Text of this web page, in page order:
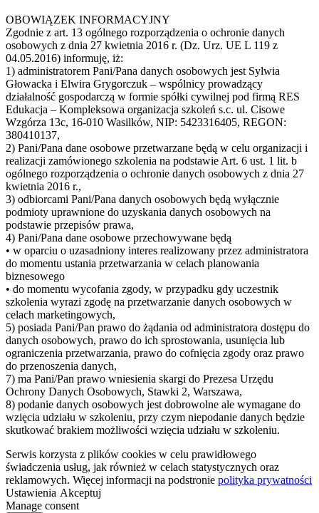
OBOWIĄZEK INFORMACYJNY
Zgodnie z art. 13 ogólnego rozporządzenia o ochronie danych
osobowych z dnia 27 kwietnia 2016 r. (Dz. Urz. UE L 119 z
04.05.2016) informuję, iż:
1) administratorem Pani/Pana danych osobowych jest Sylwia
Głowacka i Elwira Grygorczuk – wspólnicy prowadzący
działalność gospodarczą w formie spółki cywilnej pod firmą RES
Edukacja – Kompleksowa organizacja szkoleń s.c. ul. Cisowe
Wzgórza 13c, 16-010 Wasilków, NIP: 5423316405, REGON:
380410137,
2) Pani/Pana dane osobowe przetwarzane będą w celu organizacji i
realizacji zamówionego szkolenia na podstawie Art. 6 ust. 1 lit. b
ogólnego rozporządzenia o ochronie danych osobowych z dnia 27
kwietnia 2016 r.,
3) odbiorcami Pani/Pana danych osobowych będą wyłącznie
podmioty uprawnione do uzyskania danych osobowych na
podstawie przepisów prawa,
4) Pani/Pana dane osobowe przechowywane będą
• w oparciu o uzasadniony interes realizowany przez administratora
do momentu ustania przetwarzania w celach planowania
biznesowego
• do momentu wycofania zgody, w przypadku gdy uczestnik
szkolenia wyrazi zgodę na przetwarzanie danych osobowych w
celach marketingowych,
5) posiada Pani/Pan prawo do żądania od administratora dostępu do
danych osobowych, prawo do ich sprostowania, usunięcia lub
ograniczenia przetwarzania, prawo do cofnięcia zgody oraz prawo
do przenoszenia danych,
7) ma Pani/Pan prawo wniesienia skargi do Prezesa Urzędu
Ochrony Danych Osobowych, Stawki 2, Warszawa,
8) podanie danych osobowych jest dobrowolne ale wymagane do
wzięcia udziału w szkoleniu, przy czym niepodanie danych będzie
skutkować brakiem możliwości wzięcia udziału w szkoleniu.
Serwis korzysta z plików cookies w celu prawidłowego
świadczenia usług, jak również w celach statystycznych oraz
reklamowych. Więcej informacji na podstronie polityka prywatności
Ustawienia Akceptuj
Manage consent